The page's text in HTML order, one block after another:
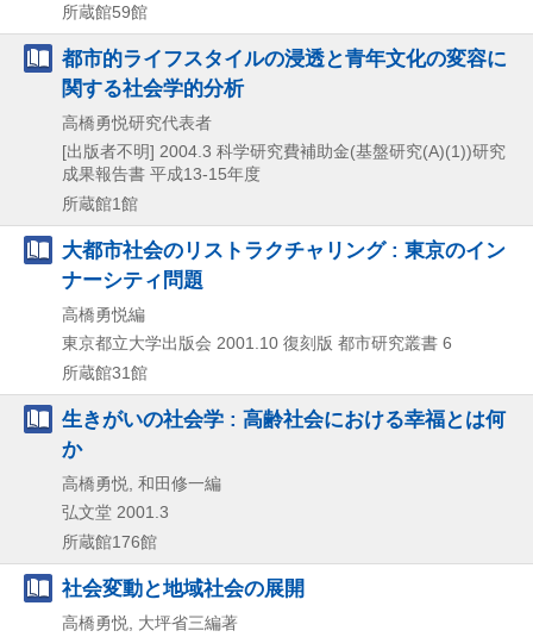
所蔵館59館
都市的ライフスタイルの浸透と青年文化の変容に
関する社会学的分析
高橋勇悦研究代表者
[出版者不明] 2004.3 科学研究費補助金(基盤研究(A)(1))研究
成果報告書 平成13-15年度
所蔵館1館
大都市社会のリストラクチャリング : 東京のイン
ナーシティ問題
高橋勇悦編
東京都立大学出版会 2001.10 復刻版 都市研究叢書 6
所蔵館31館
生きがいの社会学 : 高齢社会における幸福とは何
か
高橋勇悦, 和田修一編
弘文堂 2001.3
所蔵館176館
社会変動と地域社会の展開
高橋勇悦, 大坪省三編著